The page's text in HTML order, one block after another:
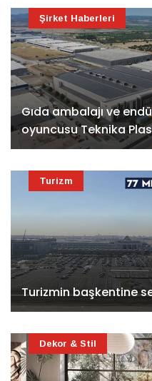
Gıda ambalajı ve
oyuncusu Teknika
Şirket Haberleri
Turizmin başkentine
Turizm
Dekor & Stil